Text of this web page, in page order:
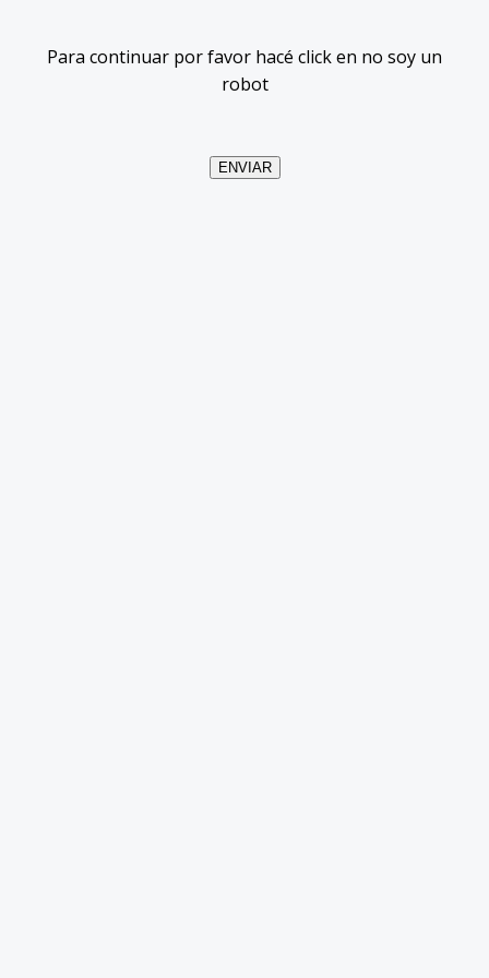
Para continuar por favor hacé click en no soy un
robot